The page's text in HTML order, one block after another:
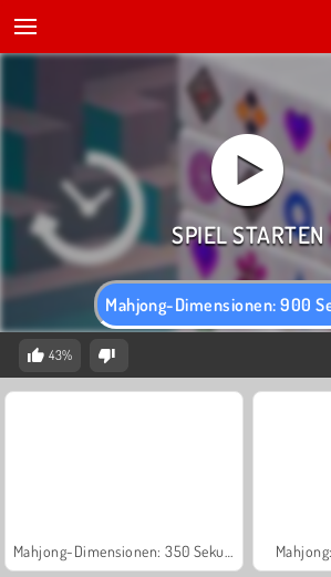
Mahjong-Dimensionen: 900
43%